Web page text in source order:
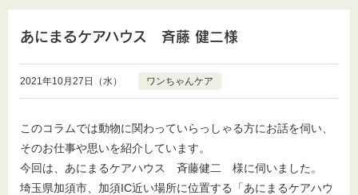
あにまるケアハウス 斉藤 健二様
2021年10月27日（水） ワンちゃんケア
このコラムでは動物に関わっていらっしゃる方にお話を伺い、
そのお仕事や思いを紹介しています。
今回は、あにまるケアハウス 斉藤健二 様に伺いました。
埼玉県加須市、加須IC近い場所に位置する「あにまるケアハウ